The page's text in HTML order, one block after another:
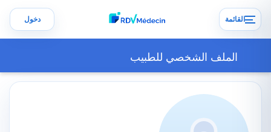
القائمة دخول
الملف الشخصي للطبيب